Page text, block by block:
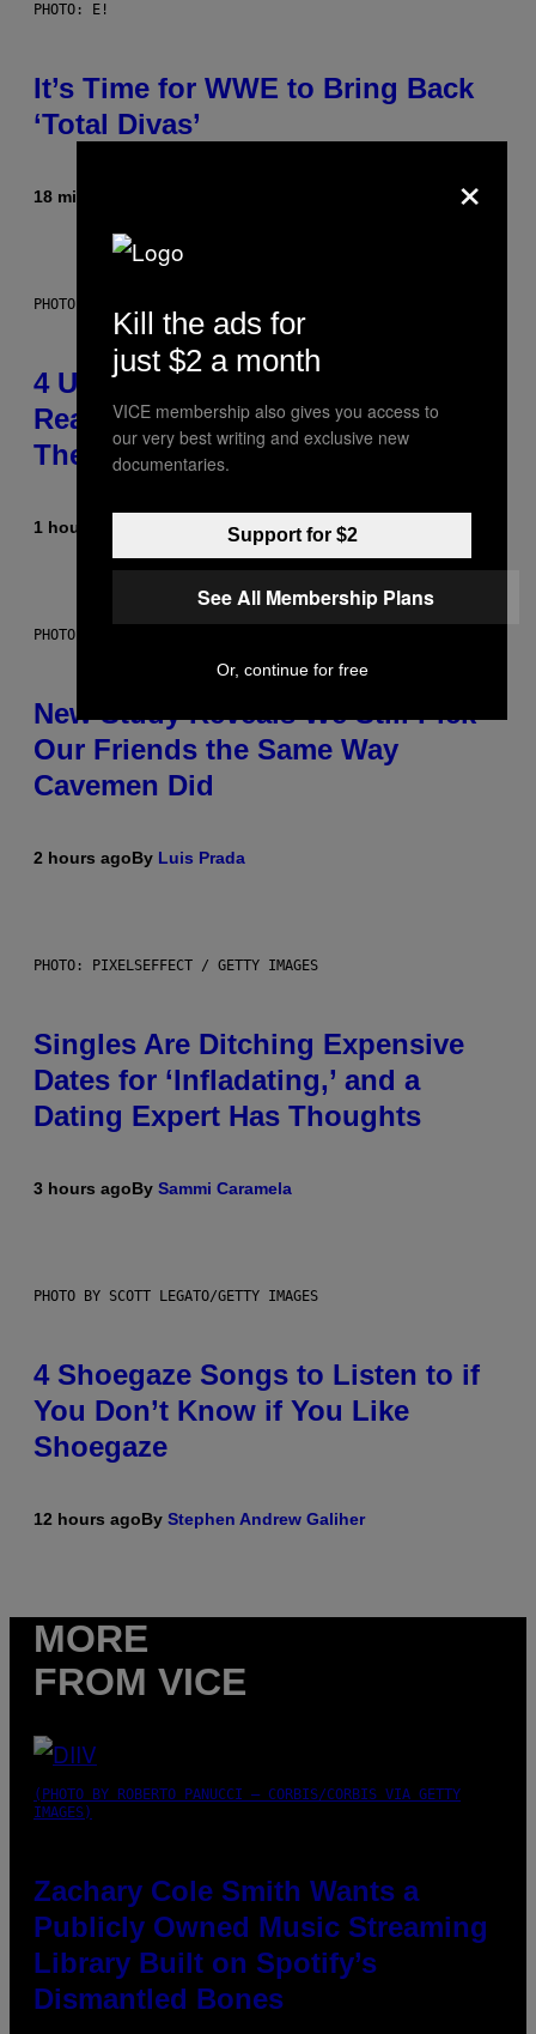
PHOTO: E!
It’s Time for WWE to Bring Back
‘Total Divas’
18 minutes ago
PHOTO: GCSHUTTER / GETTY IMAGES
4 Unexpected but Common
Reasons Couples End Up in
Therapy, According to an Expert
1 hour ago Sammi Caramela
PHOTO: CSA-PRINTSTOCK / GETTY IMAGES
New Study Reveals We Still Pick
Our Friends the Same Way
Cavemen Did
2 hours agoBy Luis Prada
PHOTO: PIXELSEFFECT / GETTY IMAGES
Singles Are Ditching Expensive
Dates for ‘Infladating,’ and a
Dating Expert Has Thoughts
3 hours agoBy Sammi Caramela
PHOTO BY SCOTT LEGATO/GETTY IMAGES
4 Shoegaze Songs to Listen to if
You Don’t Know if You Like
Shoegaze
12 hours agoBy Stephen Andrew Galiher
MORE
FROM VICE
(PHOTO BY ROBERTO PANUCCI – CORBIS/CORBIS VIA GETTY
IMAGES)
Zachary Cole Smith Wants a
Publicly Owned Music Streaming
Library Built on Spotify’s
Dismantled Bones
×
Kill the ads for
just $2 a month
VICE membership also gives you access to
our very best writing and exclusive new
documentaries.
Support for $2
See All Membership Plans
Or, continue for free